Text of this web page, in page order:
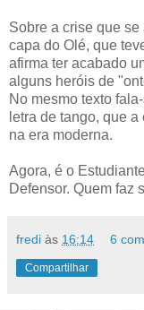
Sobre a crise que
capa do Olé, que
afirma ter acabado
alguns heróis de
No mesmo texto
letra de tango, que
na era moderna.
Agora, é o
Defensor. Quem faz
fredi às 16:14 6
Compartilhar